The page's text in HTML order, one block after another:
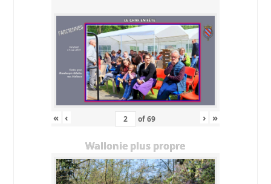
« ‹ of69 › »
Wallonie plus propre